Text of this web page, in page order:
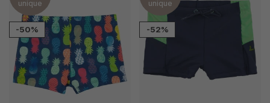
unique
-50%
unique
-52%